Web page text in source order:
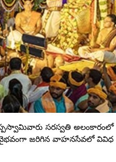
సరస్వతి
వైభ‌వంగా జ‌రిగిన వాహ‌న‌సేవ‌లో